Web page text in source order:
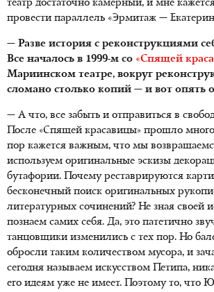
театр достаточно камерный, и мне
провести параллель «Эрмитаж —
— Разве история с реконструкциями
Все началось в 1999-м со «Спящей
Мариинском театре, вокруг
сломано столько копий — и вот опять
— А что, все забыть и отправиться в
После «Спящей красавицы» прошло
пор кажется важным, что мы
используем оригинальные эскизы
бутафории. Почему реставрируются
бесконечный поиск оригинальных
литературных сочинений? Не зная своей
познаем самих себя. Да, это патетично
танцовщики изменились с тех пор. Но
обросли таким количеством мусора, и
сегодня называем искусством Петипа,
его идеям уже не имеет. Поэтому то, что